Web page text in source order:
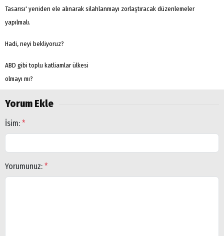
Tasarısı' yeniden ele alınarak silahlanmayı zorlaştıracak düzenlemeler
yapılmalı.
Hadi, neyi bekliyoruz?
ABD gibi toplu katliamlar ülkesi
olmayı mı?
Yorum Ekle
İsim: *
Yorumunuz: *
Arama
Popüler
Aramalar: